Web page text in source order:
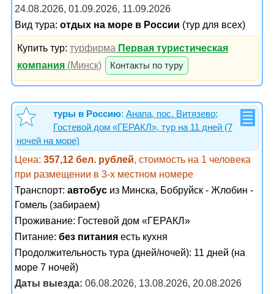
24.08.2026, 01.09.2026, 11.09.2026
Вид тура: отдых на море в России (тур для всех)
Купить тур:турфирма Первая туристическая
компания (Минск) Контакты по туру
туры в Россию: Анапа, пос. Витязево;
Гостевой дом «ГЕРАКЛ», тур на 11 дней (7
ночей на море)
Цена: 357,12 бел. рублей, стоимость на 1 человека
при размещении в 3-х местном номере
Транспорт: автобус из Минска, Бобруйск - Жлобин -
Гомель (забираем)
Проживание: Гостевой дом «ГЕРАКЛ»
Питание: без питания есть кухня
Продолжительность тура (дней/ночей): 11 дней (на
море 7 ночей)
Даты выезда: 06.08.2026, 13.08.2026, 20.08.2026